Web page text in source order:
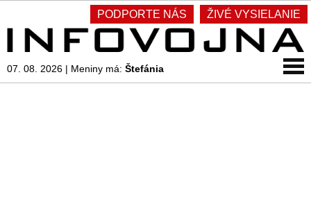
PODPORTE NÁS ŽIVÉ VYSIELANIE
07. 08. 2026 | Meniny má: Štefánia